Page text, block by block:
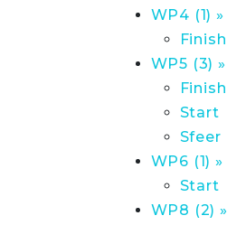
WP4 (1) »
Finish
WP5 (3) »
Finish
Start
Sfeer
WP6 (1) »
Start
WP8 (2) »